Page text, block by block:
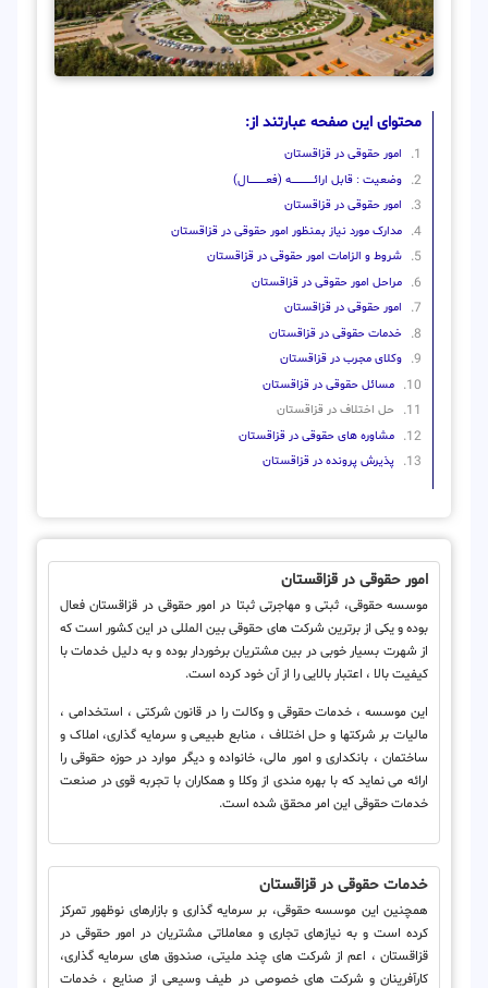
محتوای این صفحه عبارتند از:
امور حقوقی در قزاقستان
وضعیت : قابل ارائــــــــــــــــــــه (فعـــــــــــــــال)
امور حقوقی در قزاقستان
مدارک مورد نیاز بمنظور امور حقوقی در قزاقستان
شروط و الزامات امور حقوقی در قزاقستان
مراحل امور حقوقی در قزاقستان
امور حقوقی در قزاقستان
خدمات حقوقی در قزاقستان
وکلای مجرب در قزاقستان
مسائل حقوقی در قزاقستان
حل اختلاف در قزاقستان
مشاوره های حقوقی در قزاقستان
پذیرش پرونده در قزاقستان
امور حقوقی در قزاقستان
موسسه حقوقی، ثبتی و مهاجرتی ثبتا در امور حقوقی در قزاقستان فعال
بوده و یکی از برترین شرکت های حقوقی بین المللی در این کشور است که
از شهرت بسیار خوبی در بین مشتریان برخوردار بوده و به دلیل خدمات با
کیفیت بالا ، اعتبار بالایی را از آن خود کرده است.
این موسسه ، خدمات حقوقی و وکالت را در قانون شرکتی ، استخدامی ،
مالیات بر شرکتها و حل اختلاف ، منابع طبیعی و سرمایه گذاری، املاک و
ساختمان ، بانکداری و امور مالی، خانواده و دیگر موارد در حوزه حقوقی را
ارائه می نماید که با بهره مندی از وکلا و همکاران با تجربه قوی در صنعت
خدمات حقوقی این امر محقق شده است.
خدمات حقوقی در قزاقستان
همچنین این موسسه حقوقی، بر سرمایه گذاری و بازارهای نوظهور تمرکز
کرده است و به نیازهای تجاری و معاملاتی مشتریان در امور حقوقی در
قزاقستان ، اعم از شرکت های چند ملیتی، صندوق های سرمایه گذاری،
کارآفرینان و شرکت های خصوصی در طیف وسیعی از صنایع ، خدمات